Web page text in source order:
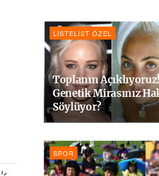
LISTELIST ÖZEL
Toplanın
Genetik Mirasınız
Söylüyor?
SPOR